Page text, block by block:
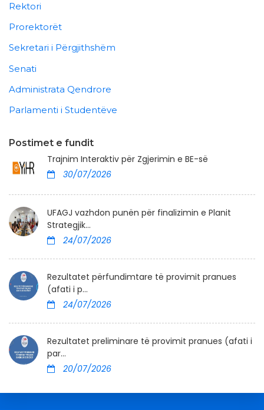
Rektori
Prorektorët
Sekretari i Përgjithshëm
Senati
Administrata Qendrore
Parlamenti i Studentëve
Postimet e fundit
Trajnim Interaktiv për Zgjerimin e BE-së
30/07/2026
UFAGJ vazhdon punën për finalizimin e Planit
Strategjik...
24/07/2026
Rezultatet përfundimtare të provimit pranues
(afati i p...
24/07/2026
Rezultatet preliminare të provimit pranues (afati i
par...
20/07/2026